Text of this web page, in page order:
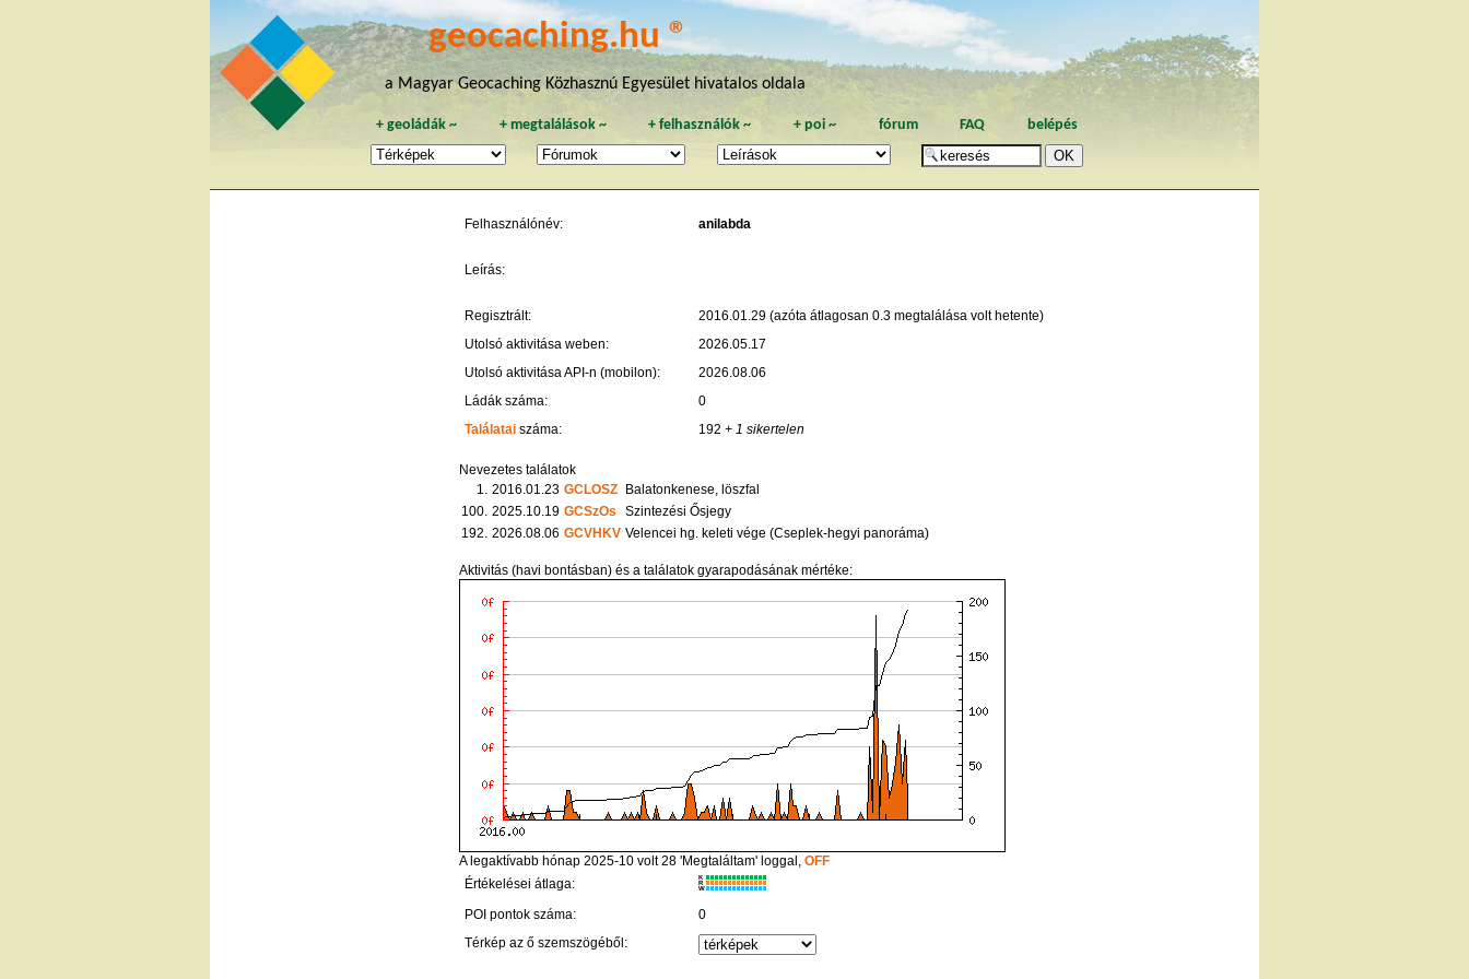
geocaching.hu ®
a Magyar Geocaching Közhasznú Egyesület hivatalos oldala
+geoládák ~ + megtalálások~ +felhasználók ~ + poi~ fórum FAQ belépés
Felhasználónév: anilabda
Leírás:
Regisztrált:
2016.01.29 (azóta átlagosan 0.3 megtalálása volt hetente)
Utolsó aktivitása weben:
2026.05.17
Utolsó aktivitása API-n (mobilon):
2026.08.06
Ládák száma:
0
Találatai száma: 192 + 1 sikertelen
Nevezetes találatok
1. 2016.01.23 GCLOSZ
Balatonkenese, löszfal
100. 2025.10.19 GCSzOs
Szintezési Ősjegy
192. 2026.08.06 GCVHKV Velencei hg. keleti vége (Cseplek-hegyi panoráma)
Aktivitás (havi bontásban) és a találatok gyarapodásának mértéke:
A legaktívabb hónap 2025-10 volt 28 'Megtaláltam' loggal,OFF
Értékelései átlaga:
K
R
W
POI pontok száma:
0
Térkép az ő szemszögéből: